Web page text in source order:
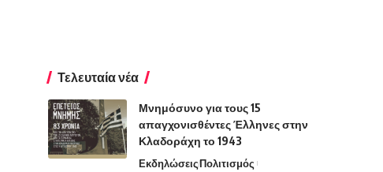
Τελευταία νέα
Μνημόσυνο για τους 15
απαγχονισθέντες Έλληνες στην
Κλαδοράχη το 1943
ΕκδηλώσειςΠολιτισμός